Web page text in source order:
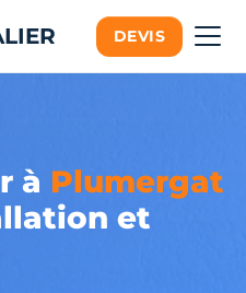
DEVIS
à Plumergat
et